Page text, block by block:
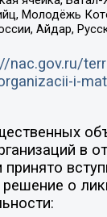
Молодёжь
Айдар,
nac.gov.ru/
i-
в
о